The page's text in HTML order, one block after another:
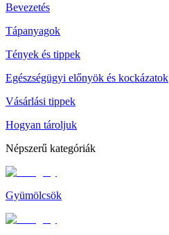
Bevezetés
Tápanyagok
Tények és tippek
Egészségügyi előnyök és kockázatok
Vásárlási tippek
Hogyan tároljuk
Népszerű kategóriák
Gyümölcsök